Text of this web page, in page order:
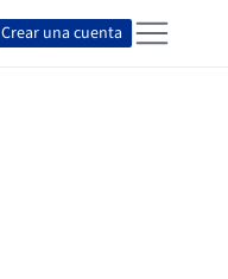
Crear una cuenta